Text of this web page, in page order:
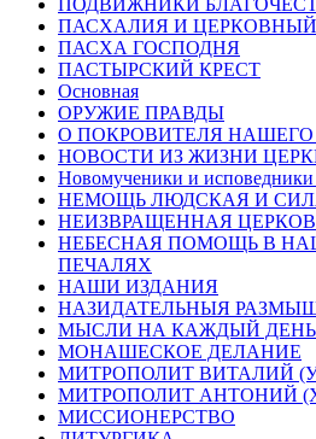
ПОДВИЖНИКИ
ПАСХАЛИЯ И
ПАСХА ГОСПОДНЯ
ПАСТЫРСКИЙ КРЕСТ
Основная
ОРУЖИЕ ПРАВДЫ
О ПОКРОВИТЕЛЯ НАШЕГО
НОВОСТИ ИЗ ЖИЗНИ
Новомученики и исповедники
НЕМОЩЬ ЛЮДСКАЯ И
НЕИЗВРАЩЕННАЯ
НЕБЕСНАЯ ПОМОЩЬ В
ПЕЧАЛЯХ
НАШИ ИЗДАНИЯ
НАЗИДАТЕЛЬНЫЯ
МЫСЛИ НА КАЖДЫЙ ДЕНЬ
МОНАШЕСКОЕ ДЕЛАНИЕ
МИТРОПОЛИТ ВИТАЛИЙ
МИТРОПОЛИТ АНТОНИЙ
МИССИОНЕРСТВО